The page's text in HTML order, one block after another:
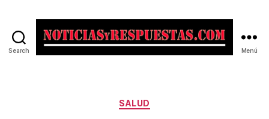
Search Menú
Categorías
SALUD